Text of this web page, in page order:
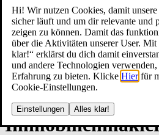
Hi! Wir nutzen Cookies, damit
sicher läuft und um dir relevante und
zeigen zu können. Damit das
über die Aktivitäten unserer User.
klar!“ erklärst du dich damit
und andere Technologien
Erfahrung zu bieten. Klicke Hier für
Cookie-Einstellungen.
Einstellungen Alles klar!